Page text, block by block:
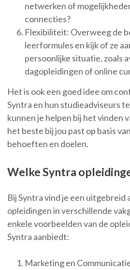
netwerken of
connecties?
Flexibiliteit: Overweeg de
leerformules en kijk of ze
persoonlijke situatie, zoals
dagopleidingen of online
Het is ook een goed idee om
Syntra en hun studieadviseurs
kunnen je helpen bij het vinden
het beste bij jou past op basis
behoeften en doelen.
Welke Syntra
Bij Syntra vind je een uitgebreid
opleidingen in verschillende
enkele voorbeelden van de
Syntra aanbiedt:
Marketing en